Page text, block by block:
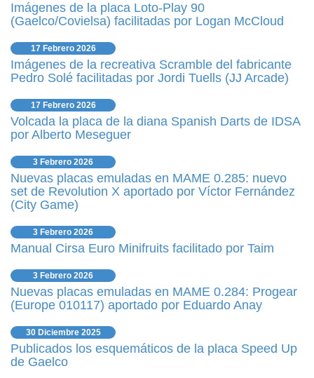
Imágenes de la placa Loto-Play 90
(Gaelco/Covielsa) facilitadas por Logan McCloud
17 Febrero 2026
Imágenes de la recreativa Scramble del fabricante
Pedro Solé facilitadas por Jordi Tuells (JJ Arcade)
17 Febrero 2026
Volcada la placa de la diana Spanish Darts de IDSA
por Alberto Meseguer
3 Febrero 2026
Nuevas placas emuladas en MAME 0.285: nuevo
set de Revolution X aportado por Víctor Fernández
(City Game)
3 Febrero 2026
Manual Cirsa Euro Minifruits facilitado por Taim
3 Febrero 2026
Nuevas placas emuladas en MAME 0.284: Progear
(Europe 010117) aportado por Eduardo Anay
30 Diciembre 2025
Publicados los esquemáticos de la placa Speed Up
de Gaelco